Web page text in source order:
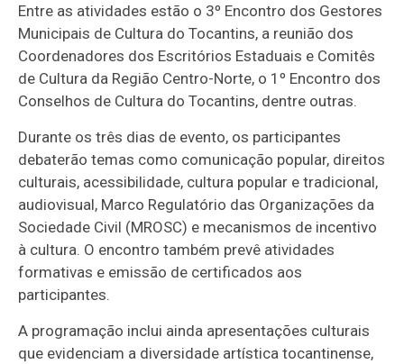
Entre as atividades estão o 3º Encontro dos Gestores
Municipais de Cultura do Tocantins, a reunião dos
Coordenadores dos Escritórios Estaduais e Comitês
de Cultura da Região Centro-Norte, o 1º Encontro dos
Conselhos de Cultura do Tocantins, dentre outras.
Durante os três dias de evento, os participantes
debaterão temas como comunicação popular, direitos
culturais, acessibilidade, cultura popular e tradicional,
audiovisual, Marco Regulatório das Organizações da
Sociedade Civil (MROSC) e mecanismos de incentivo
à cultura. O encontro também prevê atividades
formativas e emissão de certificados aos
participantes.
A programação inclui ainda apresentações culturais
que evidenciam a diversidade artística tocantinense,